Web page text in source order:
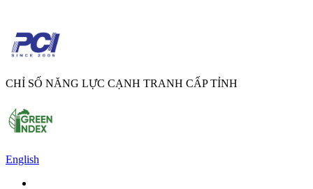
CHỈ SỐ NĂNG LỰC CẠNH TRANH CẤP TỈNH
English